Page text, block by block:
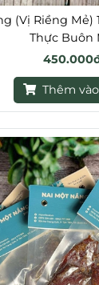
(Vị Riềng Mẻ)
Thực Buôn
Thêm